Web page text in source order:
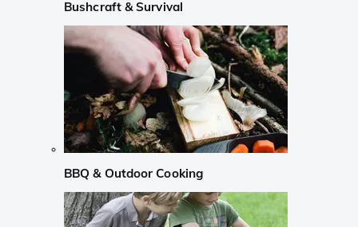
Bushcraft & Survival
BBQ & Outdoor Cooking